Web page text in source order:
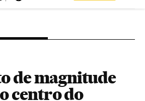
de magnitude
centro do